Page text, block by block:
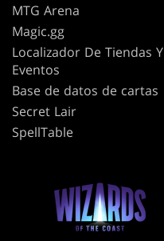
MTG Arena
Magic.gg
Localizador De Tiendas Y
Eventos
Base de datos de cartas
Secret Lair
SpellTable